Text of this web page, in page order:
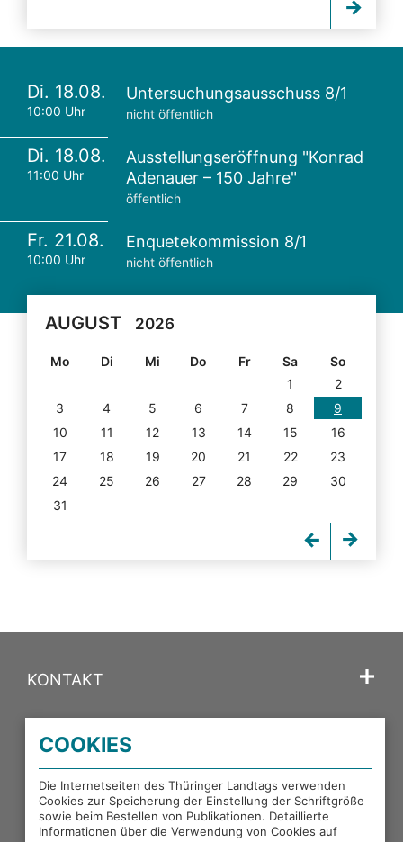
Di. 18.08.
10:00 Uhr
Untersuchungsausschuss 8/1
nicht öffentlich
Di. 18.08.
11:00 Uhr
Ausstellungseröffnung "Konrad
Adenauer – 150 Jahre"
öffentlich
Fr. 21.08.
10:00 Uhr
Enquetekommission 8/1
nicht öffentlich
AUGUST 2026
Mo Di Mi Do Fr Sa
So
1
2
3
4 5 6 7 8
9
10
11 12 13 14 15
16
17
18 19 20 21 22
23
24
25 26 27 28 29
30
31
KONTAKT
PORTALE DES THÜRINGER LANDTAGS
EXTERNE LINKS
COOKIES
Die Internetseiten des Thüringer Landtags verwenden
Cookies zur Speicherung der Einstellung der Schriftgröße
sowie beim Bestellen von Publikationen. Detaillierte
Informationen über die Verwendung von Cookies auf